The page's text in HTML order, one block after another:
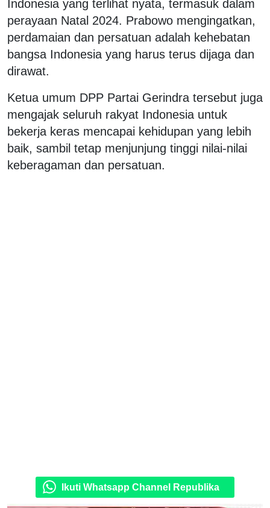
Indonesia yang terlihat nyata, termasuk dalam
perayaan Natal 2024. Prabowo mengingatkan,
perdamaian dan persatuan adalah kehebatan
bangsa Indonesia yang harus terus dijaga dan
dirawat.
Ketua umum DPP Partai Gerindra tersebut juga
mengajak seluruh rakyat Indonesia untuk
bekerja keras mencapai kehidupan yang lebih
baik, sambil tetap menjunjung tinggi nilai-nilai
keberagaman dan persatuan.
Ikuti Whatsapp Channel Republika